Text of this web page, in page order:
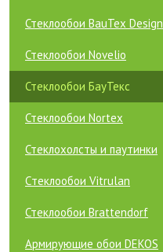
Стеклообои BauTex Design
Стеклообои Novelio
Стеклообои БауТекс
Стеклообои Nortex
Стеклохолсты и паутинки
Cтеклообои Vitrulan
Стеклообои Brattendorf
Армирующие обои DEKOS